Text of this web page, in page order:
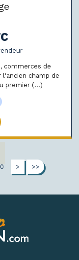
commerces de
l'ancien champ de
premier (...)
> >>